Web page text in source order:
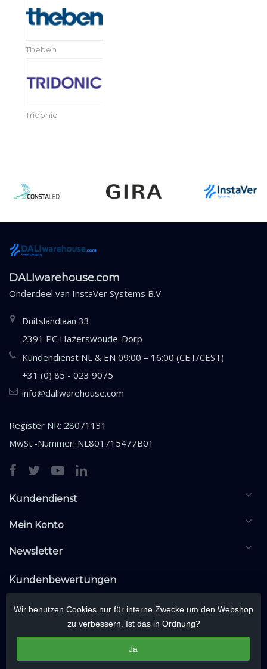
Theben
Tridonic
DALIwarehouse.com
Onderdeel van InstaVer Systems B.V.
Duitslandlaan 33
2391 PC Hazerswoude-Dorp
Kundendienst NL & EN 09:00 – 16:00 (CET/CEST)
+31 (0) 85 - 023 9075
info@daliwarehouse.com
Register NR: 28071131
MwSt.-Nummer: NL801715477B01
Kundendienst
Mein Konto
Newsletter
Kundenbewertungen
Wir benutzen Cookies nur für interne Zwecke um den Webshop
zu verbessern. Ist das in Ordnung?
Ja